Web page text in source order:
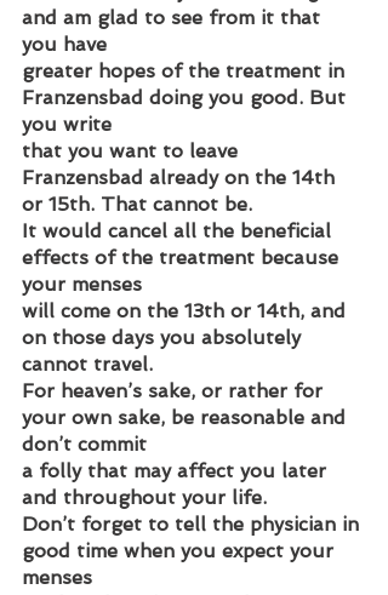
and am glad to see from it that
you have
greater hopes of the treatment in
Franzensbad doing you good. But
you write
that you want to leave
Franzensbad already on the 14th
or 15th. That cannot be.
It would cancel all the beneficial
effects of the treatment because
your menses
will come on the 13th or 14th, and
on those days you absolutely
cannot travel.
For heaven’s sake, or rather for
your own sake, be reasonable and
don’t commit
a folly that may affect you later
and throughout your life.
Don’t forget to tell the physician in
good time when you expect your
menses